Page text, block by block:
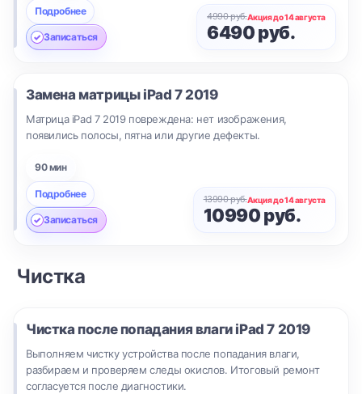
Подробнее
Записаться
4990 руб.Акция до 14 августа
6490 руб.
Замена матрицы iPad 7 2019
Матрица iPad 7 2019 повреждена: нет изображения,
появились полосы, пятна или другие дефекты.
90 мин
Подробнее
Записаться
13990 руб.Акция до 14 августа
10990 руб.
Чистка
Чистка после попадания влаги iPad 7 2019
Выполняем чистку устройства после попадания влаги,
разбираем и проверяем следы окислов. Итоговый ремонт
согласуется после диагностики.